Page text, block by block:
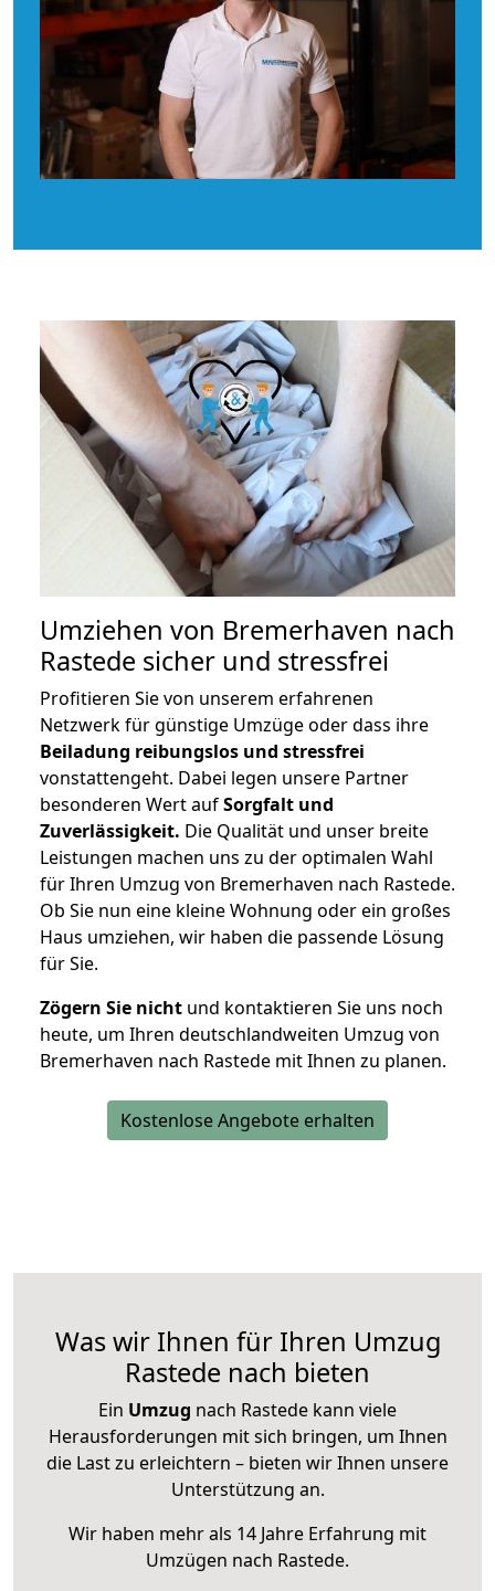
Umziehen von Bremerhaven nach
Rastede sicher und stressfrei
Profitieren Sie von unserem erfahrenen
Netzwerk für günstige Umzüge oder dass ihre
Beiladung reibungslos und stressfrei
vonstattengeht. Dabei legen unsere Partner
besonderen Wert aufSorgfalt und
Zuverlässigkeit. Die Qualität und unser breite
Leistungen machen uns zu der optimalen Wahl
für Ihren Umzug von Bremerhaven nach Rastede.
Ob Sie nun eine kleine Wohnung oder ein großes
Haus umziehen, wir haben die passende Lösung
für Sie.
Zögern Sie nicht und kontaktieren Sie uns noch
heute, um Ihren deutschlandweiten Umzug von
Bremerhaven nach Rastede mit Ihnen zu planen.
Kostenlose Angebote erhalten
Was wir Ihnen für Ihren Umzug
Rastede nach bieten
Ein Umzug nach Rastede kann viele
Herausforderungen mit sich bringen, um Ihnen
die Last zu erleichtern – bieten wir Ihnen unsere
Unterstützung an.
Wir haben mehr als 14 Jahre Erfahrung mit
Umzügen nach Rastede.